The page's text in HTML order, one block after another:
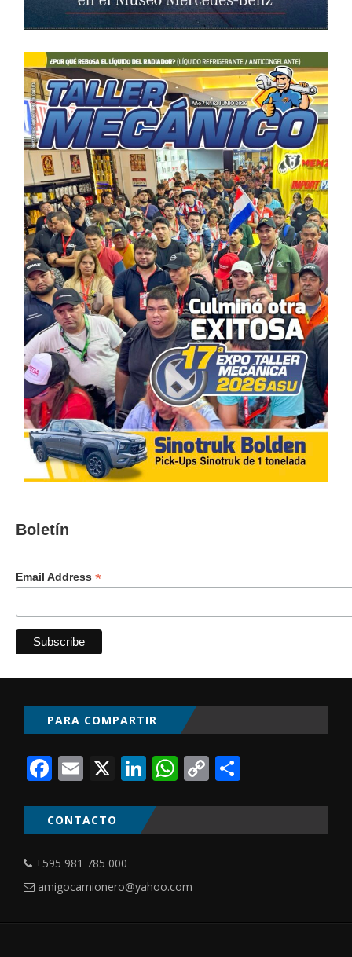
Boletín
Email Address *
PARA COMPARTIR
Facebook
Email
X LinkedIn
WhatsApp
Copy
CONTACTO
+595 981 785 000
amigocamionero@yahoo.com